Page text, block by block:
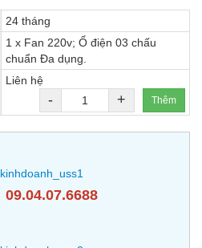
24 tháng
1 x Fan 220v; Ổ điện 03 chấu
chuẩn Đa dụng.
Liên hệ
- + Thêm
kinhdoanh_uss1
09.04.07.6688